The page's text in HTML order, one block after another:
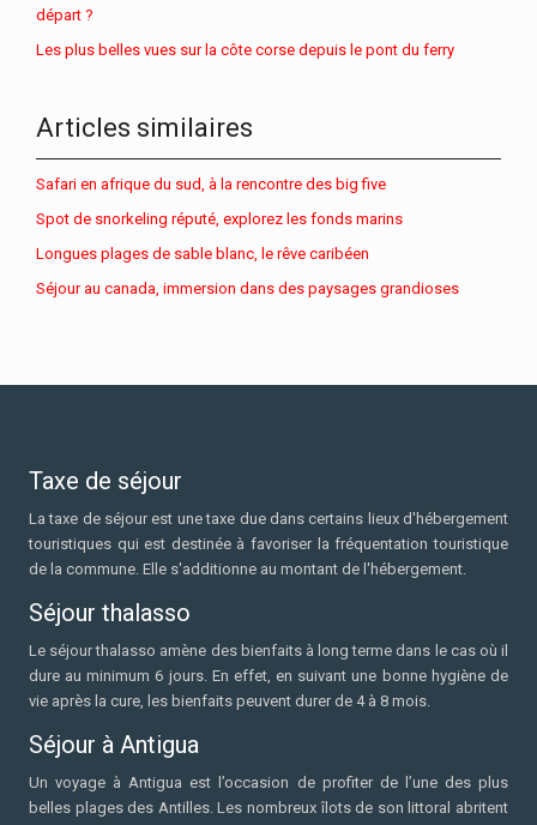
départ ?
Les plus belles vues sur la côte corse depuis le pont du ferry
Articles similaires
Safari en afrique du sud, à la rencontre des big five
Spot de snorkeling réputé, explorez les fonds marins
Longues plages de sable blanc, le rêve caribéen
Séjour au canada, immersion dans des paysages grandioses
Taxe de séjour
La taxe de séjour est une taxe due dans certains lieux d'hébergement
touristiques qui est destinée à favoriser la fréquentation touristique
de la commune. Elle s'additionne au montant de l'hébergement.
Séjour thalasso
Le séjour thalasso amène des bienfaits à long terme dans le cas où il
dure au minimum 6 jours. En effet, en suivant une bonne hygiène de
vie après la cure, les bienfaits peuvent durer de 4 à 8 mois.
Séjour à Antigua
Un voyage à Antigua est l’occasion de profiter de l’une des plus
belles plages des Antilles. Les nombreux îlots de son littoral abritent